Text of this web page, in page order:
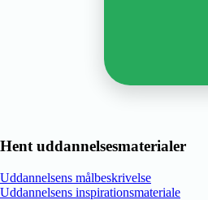
Hent uddannelsesmaterialer
Uddannelsens målbeskrivelse
Uddannelsens inspirationsmateriale